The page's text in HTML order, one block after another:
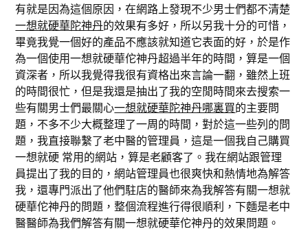
有就是因為這個原因，在網路上發現不少男士們都不清楚
一想就硬華陀神丹的效果有多好，所以另我十分的可惜，
畢竟我覺一個好的產品不應該就知道它表面的好，於是作
為一個使用一想就硬華佗神丹超過半年的時間，算是一個
資深者，所以我覺得我很有資格出來言論一翻，雖然上班
的時間很忙，但是我還是抽出了我的空閒時間來去搜索一
些有關男士們最關心一想就硬華陀神丹哪裏買的主要問
題，不多不少大概整理了一周的時間，對於這一些列的問
題，我直接聯繫了老中醫的管理員，這是一個我自己購買
一想就硬 常用的網站，算是老顧客了。我在網站跟管理
員提出了我的目的，網站管理員也很爽快和熱情地為解答
我，還專門派出了他們駐店的醫師來為我解答有關一想就
硬華佗神丹的問題，整個流程進行得很順利，下麵是老中
醫醫師為我們解答有關一想就硬華佗神丹的效果問題。